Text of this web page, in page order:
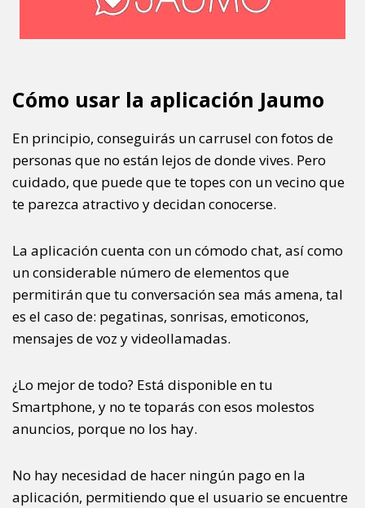
Cómo usar la aplicación Jaumo
En principio, conseguirás un carrusel con fotos de
personas que no están lejos de donde vives. Pero
cuidado, que puede que te topes con un vecino que
te parezca atractivo y decidan conocerse.
La aplicación cuenta con un cómodo chat, así como
un considerable número de elementos que
permitirán que tu conversación sea más amena, tal
es el caso de: pegatinas, sonrisas, emoticonos,
mensajes de voz y videollamadas.
¿Lo mejor de todo? Está disponible en tu
Smartphone, y no te toparás con esos molestos
anuncios, porque no los hay.
No hay necesidad de hacer ningún pago en la
aplicación, permitiendo que el usuario se encuentre